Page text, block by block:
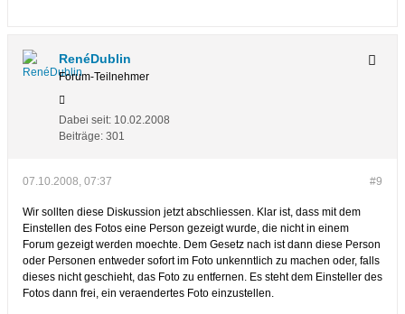
RenéDublin
Forum-Teilnehmer
Dabei seit: 10.02.2008
Beiträge: 301
#9
07.10.2008, 07:37
Wir sollten diese Diskussion jetzt abschliessen. Klar ist, dass mit dem
Einstellen des Fotos eine Person gezeigt wurde, die nicht in einem
Forum gezeigt werden moechte. Dem Gesetz nach ist dann diese Person
oder Personen entweder sofort im Foto unkenntlich zu machen oder, falls
dieses nicht geschieht, das Foto zu entfernen. Es steht dem Einsteller des
Fotos dann frei, ein veraendertes Foto einzustellen.